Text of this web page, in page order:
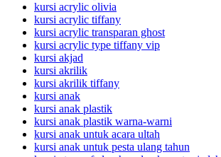
kursi acrylic olivia
kursi acrylic tiffany
kursi acrylic transparan ghost
kursi acrylic type tiffany vip
kursi akjad
kursi akrilik
kursi akrilik tiffany
kursi anak
kursi anak plastik
kursi anak plastik warna-warni
kursi anak untuk acara ultah
kursi anak untuk pesta ulang tahun